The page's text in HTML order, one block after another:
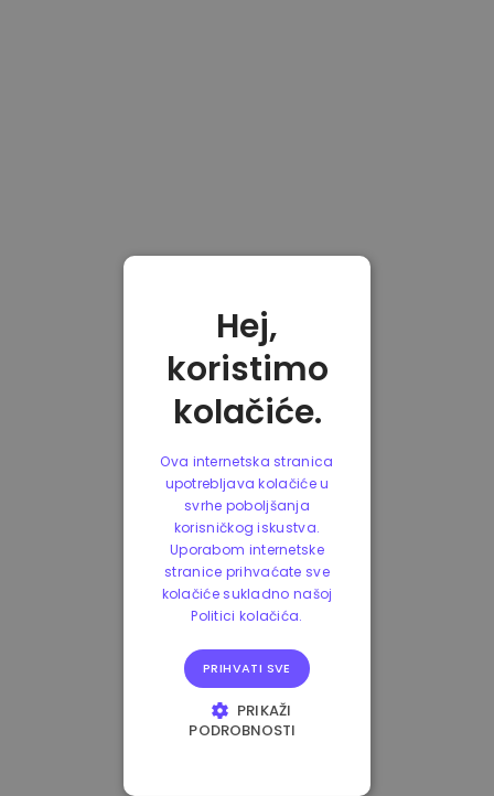
Hej,
koristimo
kolačiće.
Ova internetska stranica
upotrebljava kolačiće u
svrhe poboljšanja
korisničkog iskustva.
Uporabom internetske
stranice prihvaćate sve
kolačiće sukladno našoj
Politici kolačića.
PRIHVATI SVE
PRIKAŽI
PODROBNOSTI